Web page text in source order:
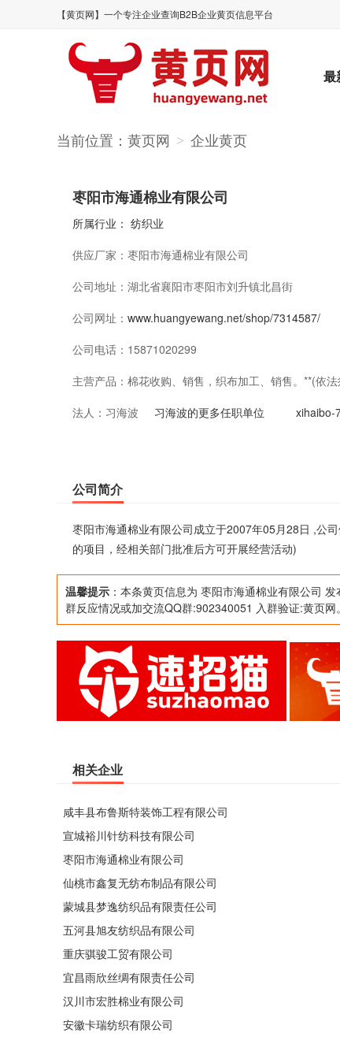
【黄页网】一个专注企业查询B2B企业黄页信息平台
最
当前位置： 黄页网 > 企业黄页
枣阳市海通棉业有限公司
所属行业： 纺织业
供应厂家： 枣阳市海通棉业有限公司
公司地址： 湖北省襄阳市枣阳市刘升镇北昌街
公司网址： www.huangyewang.net/shop/7314587/
公司电话： 15871020299
主营产品： 棉花收购、销售，织布加工、销售。**(依
活动)
法人： 习海波 习海波的更多任职单位 xihaibo-
公司简介
枣阳市海通棉业有限公司成立于2007年05月28日 ,公
的项目，经相关部门批准后方可开展经营活动)
温馨提示 ：本条黄页信息为 枣阳市海通棉业有限公司
群反应情况或加交流QQ群:902340051 入群验证:黄页网。
相关企业
咸丰县布鲁斯特装饰工程有限公司
宣城裕川针纺科技有限公司
枣阳市海通棉业有限公司
仙桃市鑫复无纺布制品有限公司
蒙城县梦逸纺织品有限责任公司
五河县旭友纺织品有限公司
重庆骐骏工贸有限公司
宜昌雨欣丝绸有限责任公司
汉川市宏胜棉业有限公司
安徽卡瑞纺织有限公司